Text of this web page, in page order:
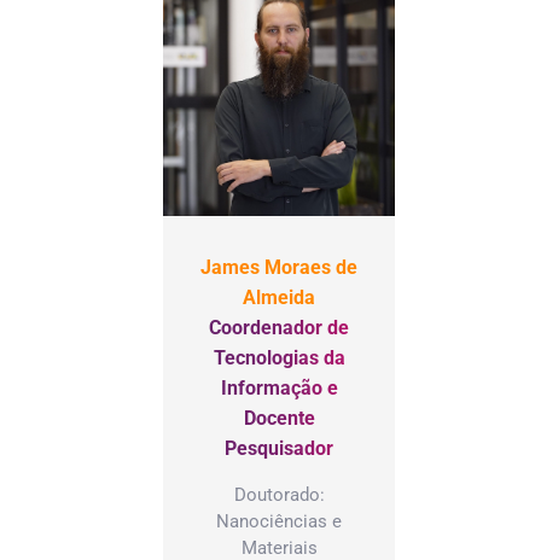
James Moraes de
Almeida
Coordenador de
Tecnologias da
Informação e
Docente
Pesquisador
Doutorado:
Nanociências e
Materiais